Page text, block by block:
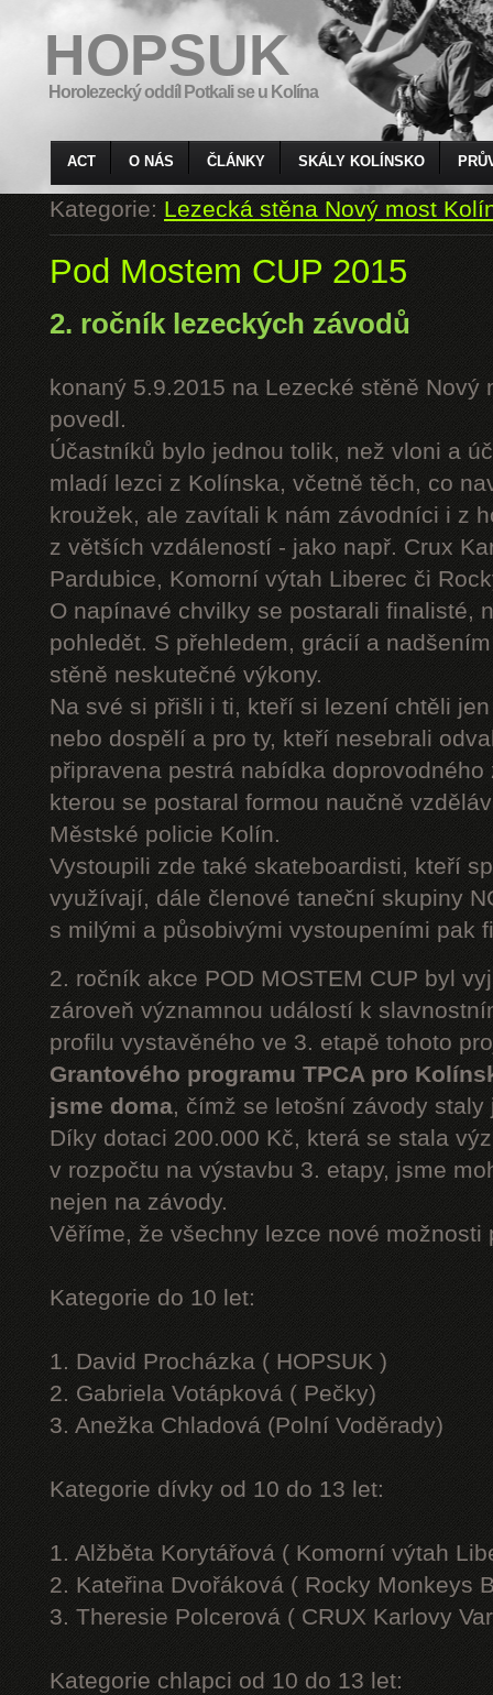
HOPSUK
Horolezecký oddíl Potkali se u Kolína
ACT O NÁS ČLÁNKY SKÁLY KOLÍNSKO
Kategorie:Lezecká stěna Nový most
Pod Mostem CUP 2015
2. ročník lezeckých závodů
konaný 5.9.2015 na Lezecké stěně Nový
povedl.
Účastníků bylo jednou tolik, než vloni a
mladí lezci z Kolínska, včetně těch, co
kroužek, ale zavítali k nám závodníci i z
z větších vzdáleností - jako např. Crux
Pardubice, Komorní výtah Liberec či
O napínavé chvilky se postarali finalisté,
pohledět. S přehledem, grácií a
stěně neskutečné výkony.
Na své si přišli i ti, kteří si lezení chtěli
nebo dospělí a pro ty, kteří nesebrali
připravena pestrá nabídka
kterou se postaral formou naučně
Městské policie Kolín.
Vystoupili zde také skateboardisti, kteří
využívají, dále členové taneční skupiny
s milými a působivými vystoupeními pak
2. ročník akce POD MOSTEM CUP byl
zároveň významnou událostí k
profilu vystavěného ve 3. etapě tohoto
Grantového programu TPCA pro
jsme doma, čímž se letošní závody
Díky dotaci 200.000 Kč, která se stala
v rozpočtu na výstavbu 3. etapy, jsme
nejen na závody.
Věříme, že všechny lezce nové možnosti
Kategorie do 10 let:
1. David Procházka ( HOPSUK )
2. Gabriela Votápková ( Pečky)
3. Anežka Chladová (Polní Voděrady)
Kategorie dívky od 10 do 13 let:
1. Alžběta Korytářová ( Komorní výtah
2. Kateřina Dvořáková ( Rocky Monkeys
3. Theresie Polcerová ( CRUX Karlovy
Kategorie chlapci od 10 do 13 let: